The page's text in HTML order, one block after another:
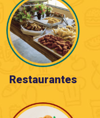
Restaurantes